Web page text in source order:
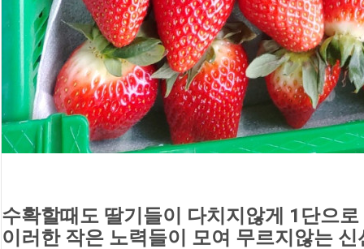
수확할때도 딸기들이 다치지않게 1단으
이러한 작은 노력들이 모여 무르지않는